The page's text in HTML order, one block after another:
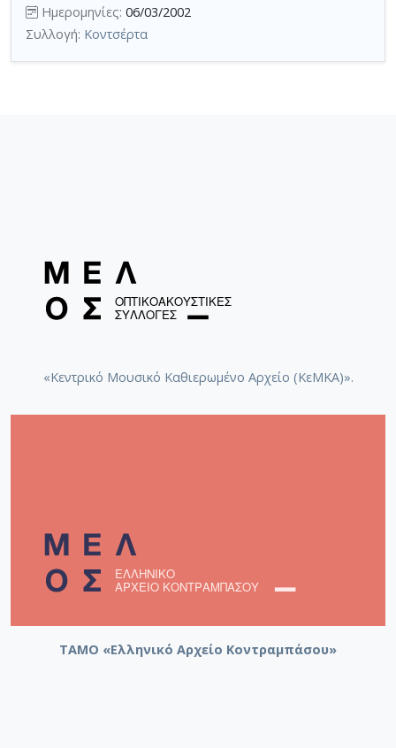
Ημερομηνίες: 06/03/2002
Συλλογή: Κοντσέρτα
«Κεντρικό Μουσικό Καθιερωμένο Αρχείο (ΚεΜΚΑ)».
ΤΑΜΟ «Ελληνικό Αρχείο Κοντραμπάσου»